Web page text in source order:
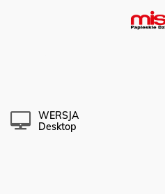
WERSJA
Desktop